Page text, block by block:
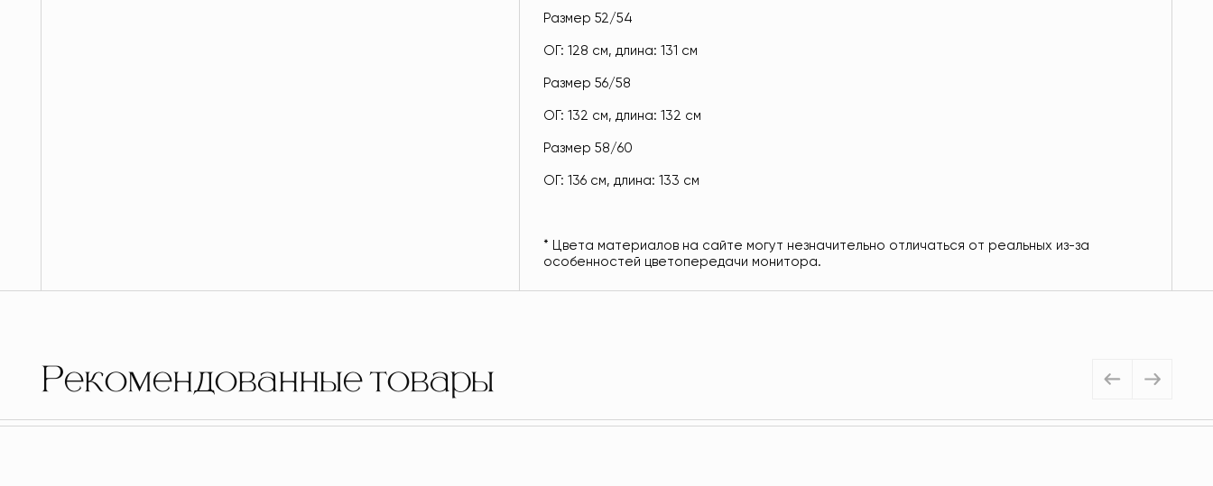
Размер 52/54
ОГ: 128 см, длина: 131 см
Размер 56/58
ОГ: 132 см, длина: 132 см
Размер 58/60
ОГ: 136 см, длина: 133 см
* Цвета материалов на сайте могут незначительно отличаться от реальных из-за
особенностей цветопередачи монитора.
Рекомендованные товары